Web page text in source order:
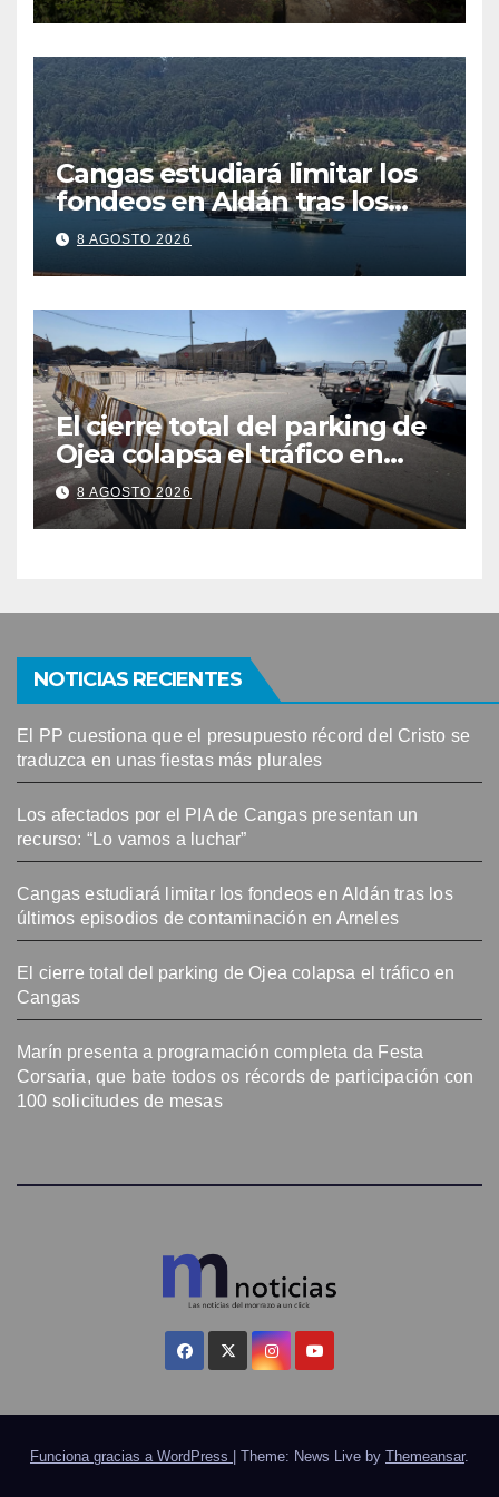
Cangas estudiará limitar los
fondeos en Aldán tras los
últimos episodios de
contaminación en Arneles
8 AGOSTO 2026
El cierre total del parking de
Ojea colapsa el tráfico en
Cangas
8 AGOSTO 2026
NOTICIAS RECIENTES
El PP cuestiona que el presupuesto récord del Cristo se
traduzca en unas fiestas más plurales
Los afectados por el PIA de Cangas presentan un
recurso: “Lo vamos a luchar”
Cangas estudiará limitar los fondeos en Aldán tras los
últimos episodios de contaminación en Arneles
El cierre total del parking de Ojea colapsa el tráfico en
Cangas
Marín presenta a programación completa da Festa
Corsaria, que bate todos os récords de participación con
100 solicitudes de mesas
Funciona gracias a WordPress | Theme: News Live by Themeansar.